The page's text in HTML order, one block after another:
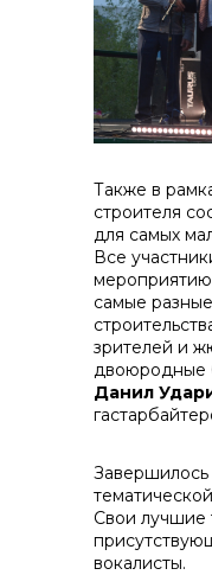
Также в
строителя
для самых
Все
мероприятию
самые
зрителей и
двоюродные
Данил
Свои лучшие
вокалисты.